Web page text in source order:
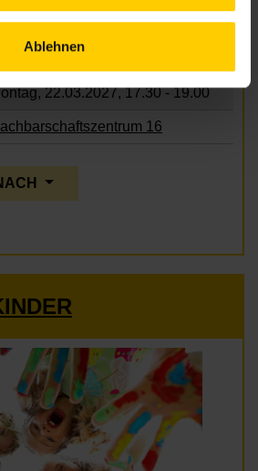
Ablehnen
22.03.2027,17.30 - 19.00
16